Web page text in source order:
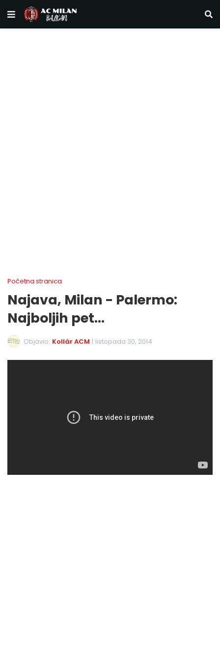
Početna stranica
Najava, Milan - Palermo:
Najboljih pet...
Objavio: Kollár ACM | listopada 30, 2014